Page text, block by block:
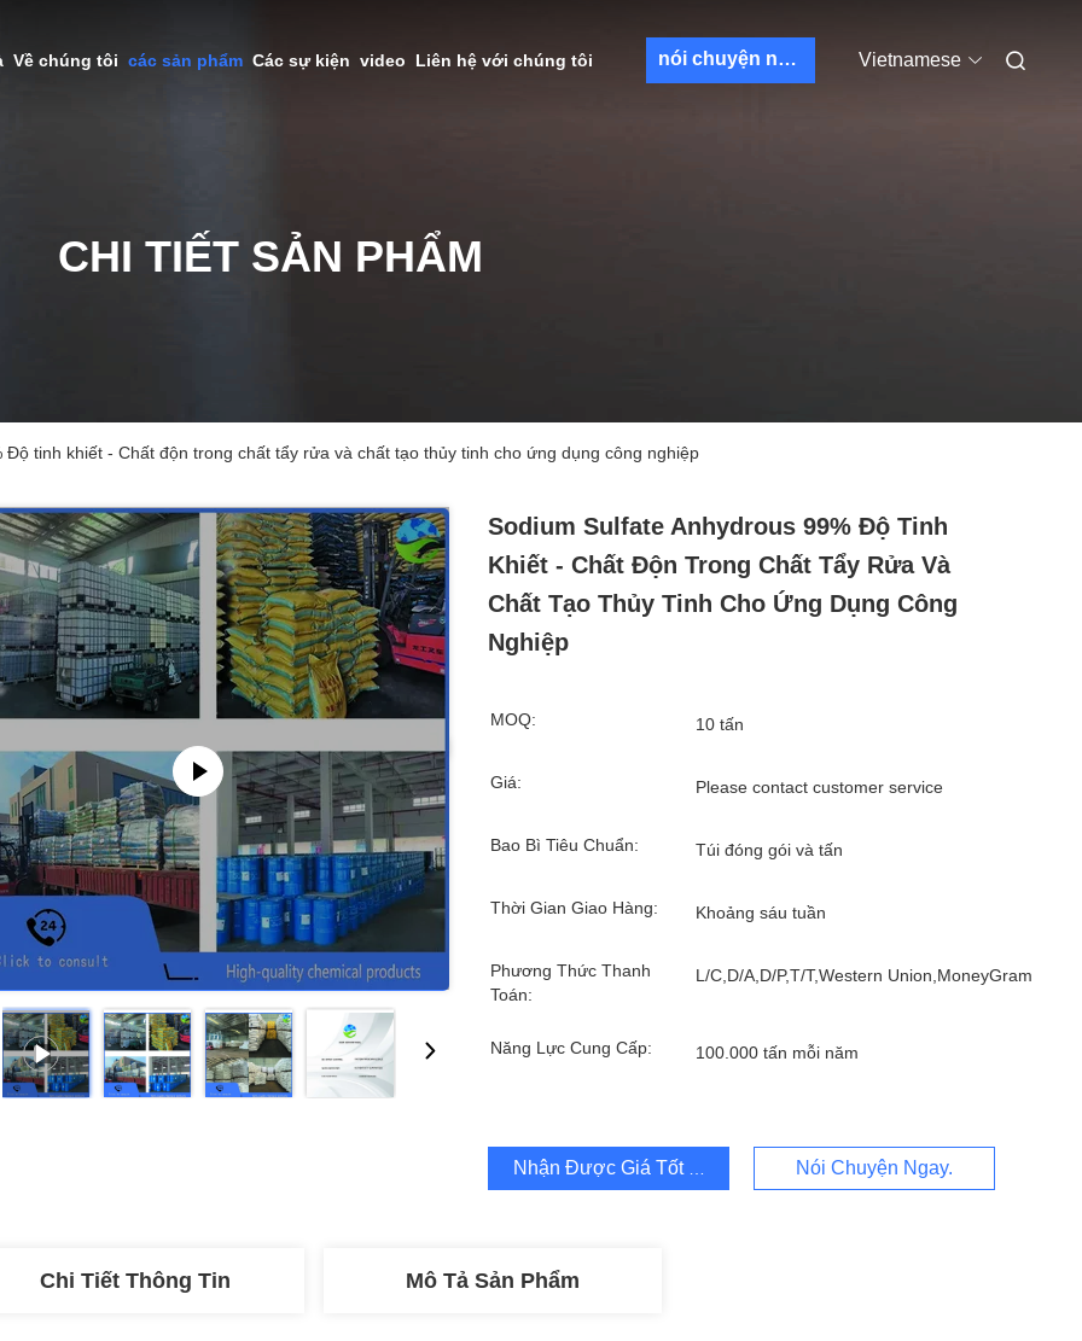
Về chúng tôi các sản phẩm Các sự kiện video Liên hệ với chúng tôi nói chuyện ngay. Vietnamese
CHI TIẾT SẢN PHẨM
Độ tinh khiết - Chất độn trong chất tẩy rửa và chất tạo thủy tinh cho ứng dụng công nghiệp
Sodium Sulfate Anhydrous 99% Độ Tinh
Khiết - Chất Độn Trong Chất Tẩy Rửa Và
Chất Tạo Thủy Tinh Cho Ứng Dụng Công
Nghiệp
MOQ: 10 tấn
Giá: Please contact customer service
Bao Bì Tiêu Chuẩn: Túi đóng gói và tấn
Thời Gian Giao Hàng: Khoảng sáu tuần
Phương Thức Thanh
Toán:
L/C,D/A,D/P,T/T,Western Union,MoneyGram
Năng Lực Cung Cấp: 100.000 tấn mỗi năm
Nhận Được Giá Tốt Nhất Nói Chuyện Ngay.
Chi Tiết Thông Tin Mô Tả Sản Phẩm